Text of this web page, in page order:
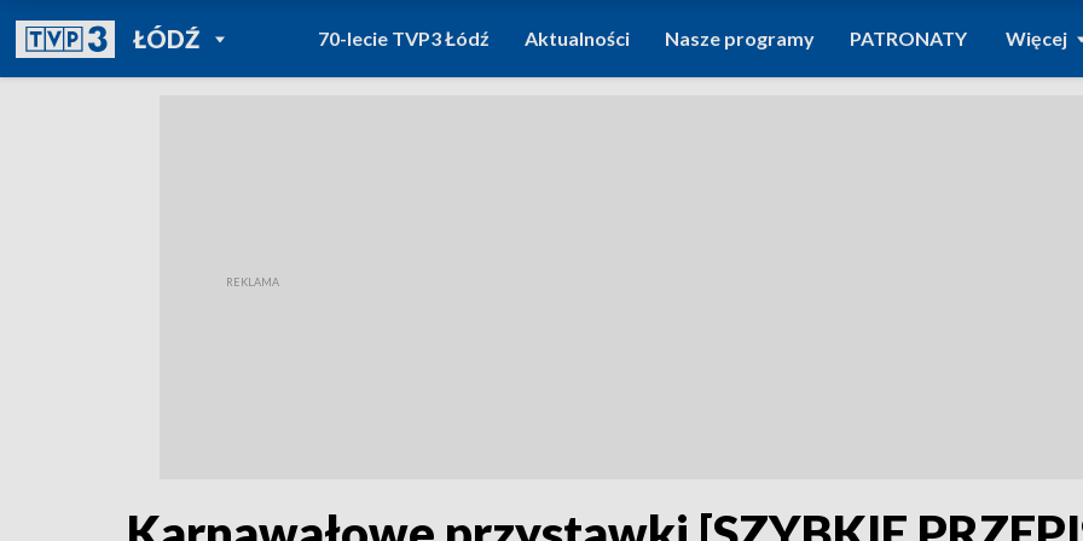
ŁÓDŹPOWRÓT DO
TVP REGIONY
70-lecie TVP3 Łódź Aktualności Nasze programy PATRONATY Więcej